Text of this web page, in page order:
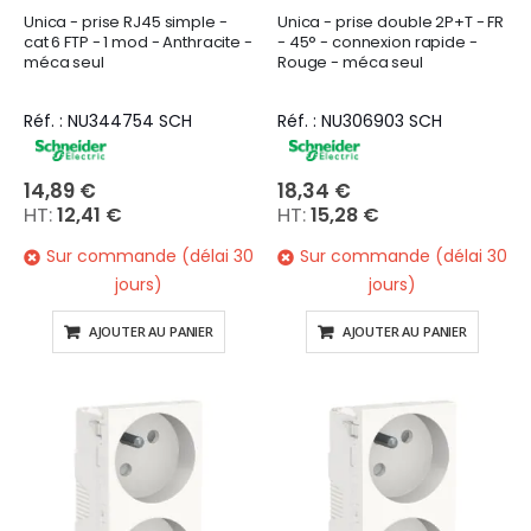
Unica - prise RJ45 simple -
cat 6 FTP - 1 mod - Anthracite -
méca seul
Réf. : NU344754 SCH
14,89 €
12,41 €
Sur commande (délai 30
jours)
AJOUTER AU PANIER
Unica - prise double 2P+T - FR
- 45° - connexion rapide -
Rouge - méca seul
Réf. : NU306903 SCH
18,34 €
15,28 €
Sur commande (délai 30
jours)
AJOUTER AU PANIER